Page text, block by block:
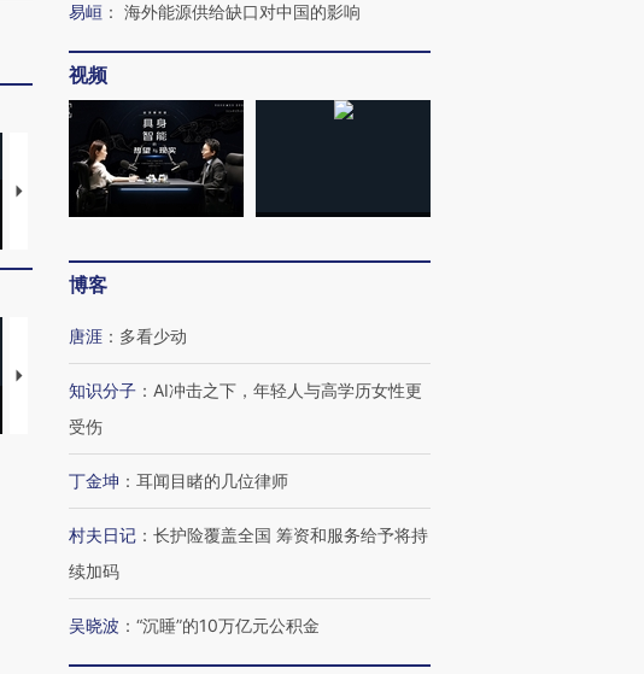
马航飞行员跨国走私7万
粒摇头丸 尿检体内含3种
视线｜被称为“蟑螂”的印
度Z世代 用街头抗争将教
机”？难民潮撕裂西班牙
【推广】走进第四届链博
会，让数智科技“链”接产
【特别呈现】寻找100种
CFO：不靠规模取胜，华
易峘 ： 海外能源供给缺口对中国的影响
视频
博客
唐涯 ： 多看少动
知识分子 ： AI冲击之下，年轻人与高学历女性更
受伤
丁金坤 ： 耳闻目睹的几位律师
村夫日记 ： 长护险覆盖全国 筹资和服务给予将持
续加码
吴晓波 ： “沉睡”的10万亿元公积金